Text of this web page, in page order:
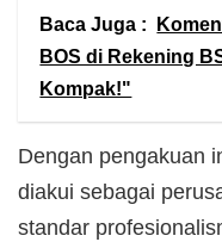
Baca Juga :
BOS di Rekening
Kompak!"
Dengan pengakuan
diakui sebagai
standar